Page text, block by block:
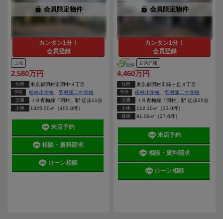
lock 会員限定物件
カンタン1分！
会員登録
土地
2,580万円
住所 東京都羽村市羽中３丁目
学区 松林小学校 、羽村第二中学校
交通 ＪＲ青梅線「羽村」駅 徒歩11分
土地 1325.00㎡（400.8坪）
来店予約
相談・資料請求
ローン相談
lock 会員限定物件
カンタン1分！
会員登録
新築戸建
4,460万円
住所 東京都羽村市緑ヶ丘４丁目
学区 松林小学校 、羽村第二中学校
交通 ＪＲ青梅線「羽村」駅 徒歩25分
土地 112.10㎡（33.9坪）
建物 91.09㎡（27.6坪）
来店予約
相談・資料請求
ローン相談